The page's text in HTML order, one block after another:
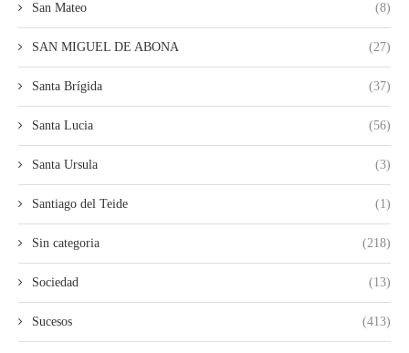
San Mateo (8)
SAN MIGUEL DE ABONA (27)
Santa Brígida (37)
Santa Lucia (56)
Santa Ursula (3)
Santiago del Teide (1)
Sin categoria (218)
Sociedad (13)
Sucesos (413)